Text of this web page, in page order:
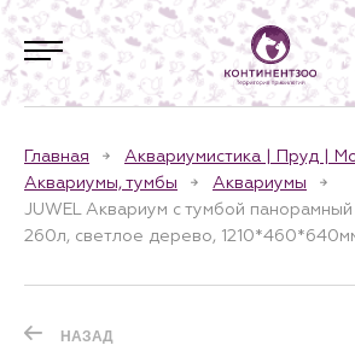
Главная
Аквариумистика | Пруд |
Аквариумы, тумбы
Аквариумы
JUWEL Аквариум с тумбой
260л, светлое дерево,
НАЗАД